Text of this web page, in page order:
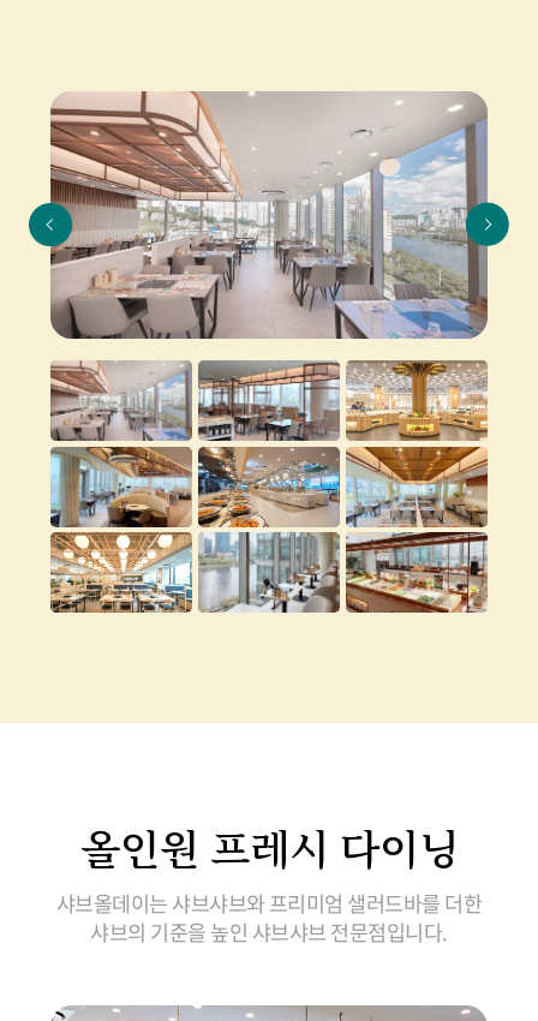
올인원 프레시 다이닝
샤브올데이는 샤브샤브와 프리미엄 샐러드바를 더한
샤브의 기준을 높인 샤브샤브 전문점입니다.